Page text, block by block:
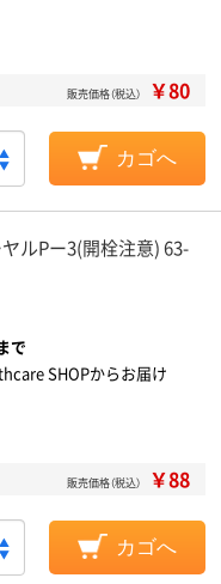
販売価格（税込） ￥80
カゴへ
ルPー3(開栓注意) 63-
で
SHOPからお届け
販売価格（税込） ￥88
カゴへ